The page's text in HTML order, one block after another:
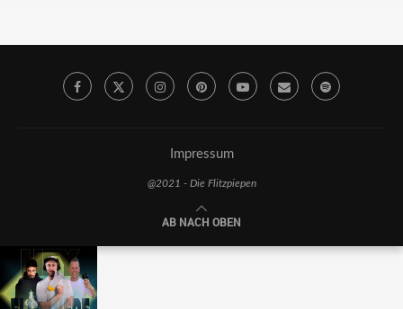
Impressum
@2021 - Die Flitzpiepen
AB NACH OBEN